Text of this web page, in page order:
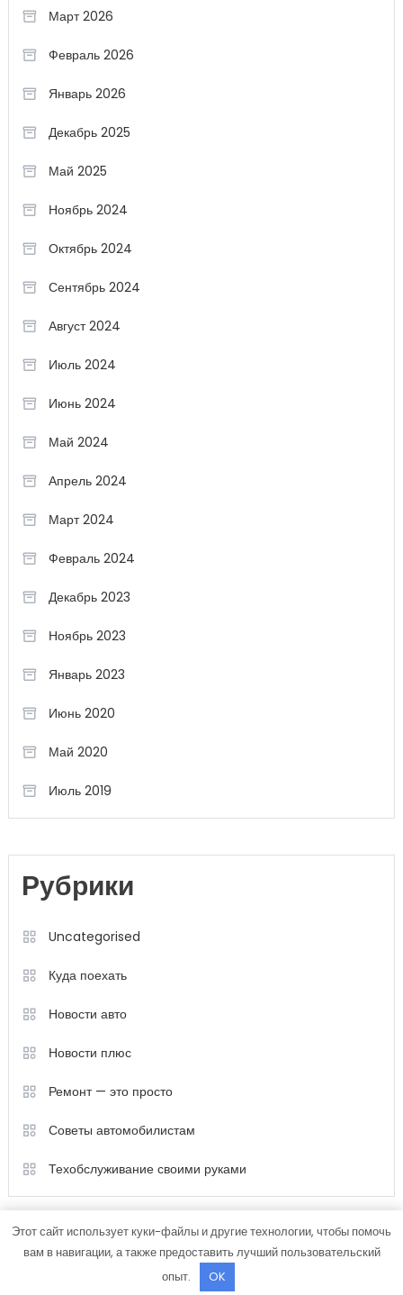
Март 2026
Февраль 2026
Январь 2026
Декабрь 2025
Май 2025
Ноябрь 2024
Октябрь 2024
Сентябрь 2024
Август 2024
Июль 2024
Июнь 2024
Май 2024
Апрель 2024
Март 2024
Февраль 2024
Декабрь 2023
Ноябрь 2023
Январь 2023
Июнь 2020
Май 2020
Июль 2019
Рубрики
Uncategorised
Куда поехать
Новости авто
Новости плюс
Ремонт — это просто
Советы автомобилистам
Техобслуживание своими руками
Тема: Color Magazine от
Этот сайт использует куки-файлы и другие технологии, чтобы помочь
вам в навигации, а также предоставить лучший пользовательский
опыт.
OK